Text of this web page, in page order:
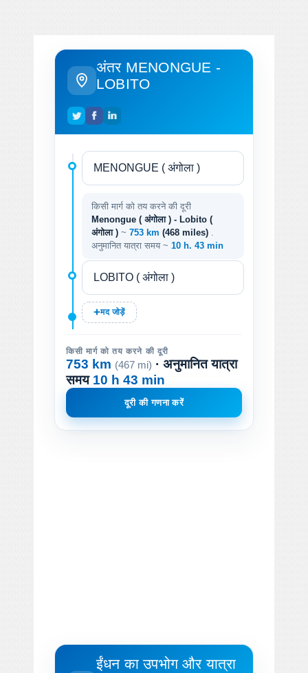
अंतर MENONGUE -
LOBITO
किसी मार्ग को तय करने की दूरी
Menongue ( अंगोला ) - Lobito (
अंगोला ) ~ 753 km (468 miles)
अनुमानित यात्रा समय ~ 10 h. 43 min
मद जोड़ें
किसी मार्ग को तय करने की दूरी
753 km (467 mi) · अनुमानित यात्रा
समय 10 h 43 min
दूरी की गणना करें
ईंधन का उपभोग और यात्रा